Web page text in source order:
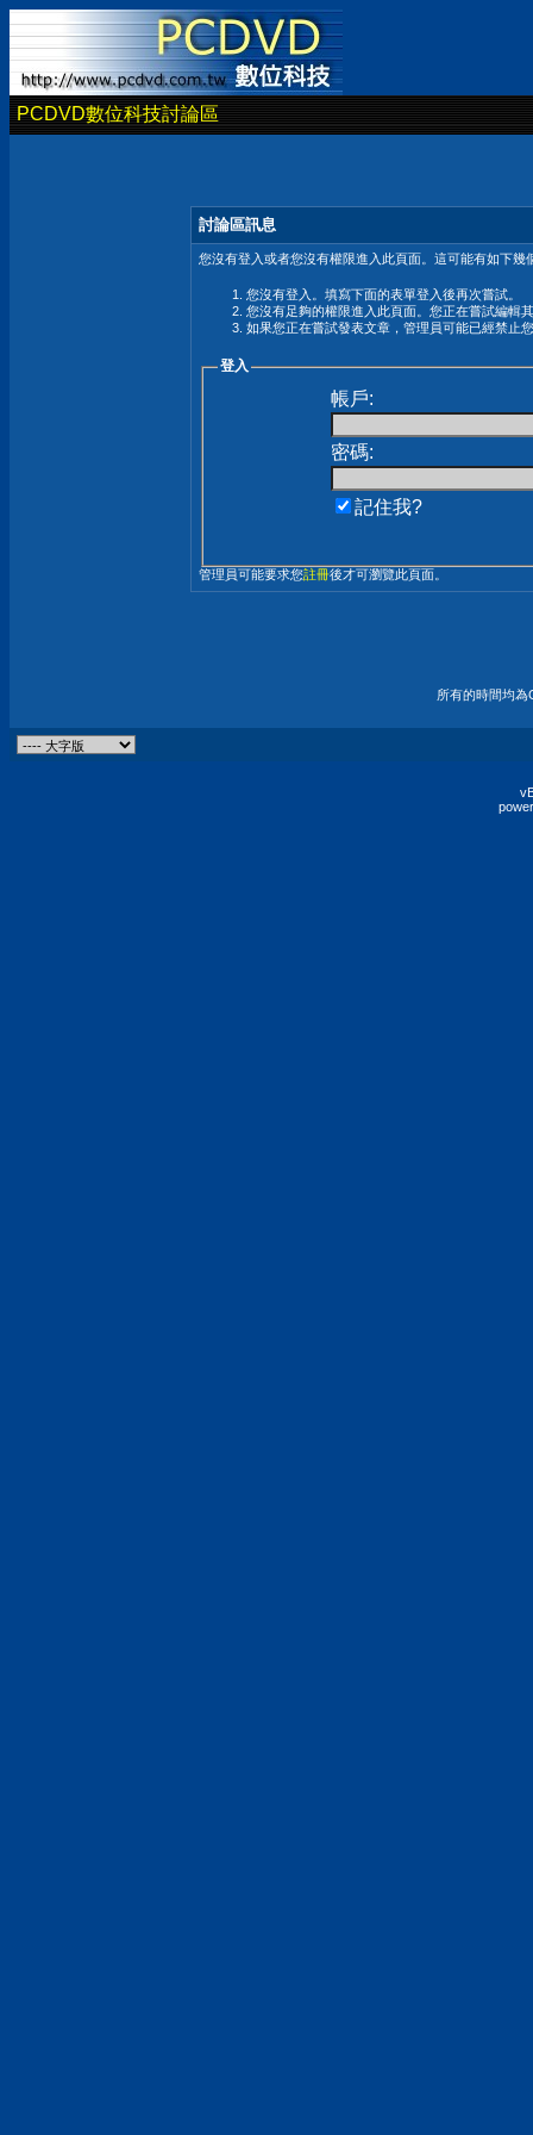
PCDVD數位科技討論區
討論區訊息
您沒有登入或者您沒有權限進入此頁面。這可能有如下幾
您沒有登入。填寫下面的表單登入後再次嘗試。
您沒有足夠的權限進入此頁面。您正在嘗試編輯
如果您正在嘗試發表文章，管理員可能已經禁止
登入
帳戶:
密碼:
記住我?
管理員可能要求您註冊後才可瀏覽此頁面。
所有的時間均為